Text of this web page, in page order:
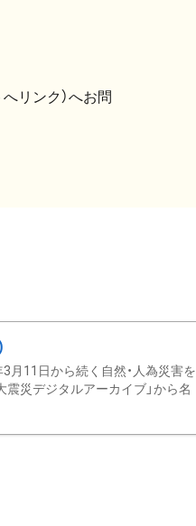
へリンク）へお問
月11日から続く自然・人為災害を
災デジタルアーカイブ」から名